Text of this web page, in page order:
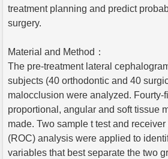
treatment planning and predict
surgery.
Material and Method：
The pre-treatment lateral
subjects (40 orthodontic and 40
malocclusion were analyzed. Fourty-
proportional, angular and soft tissue
made. Two sample t test and
(ROC) analysis were applied to
variables that best separate the two